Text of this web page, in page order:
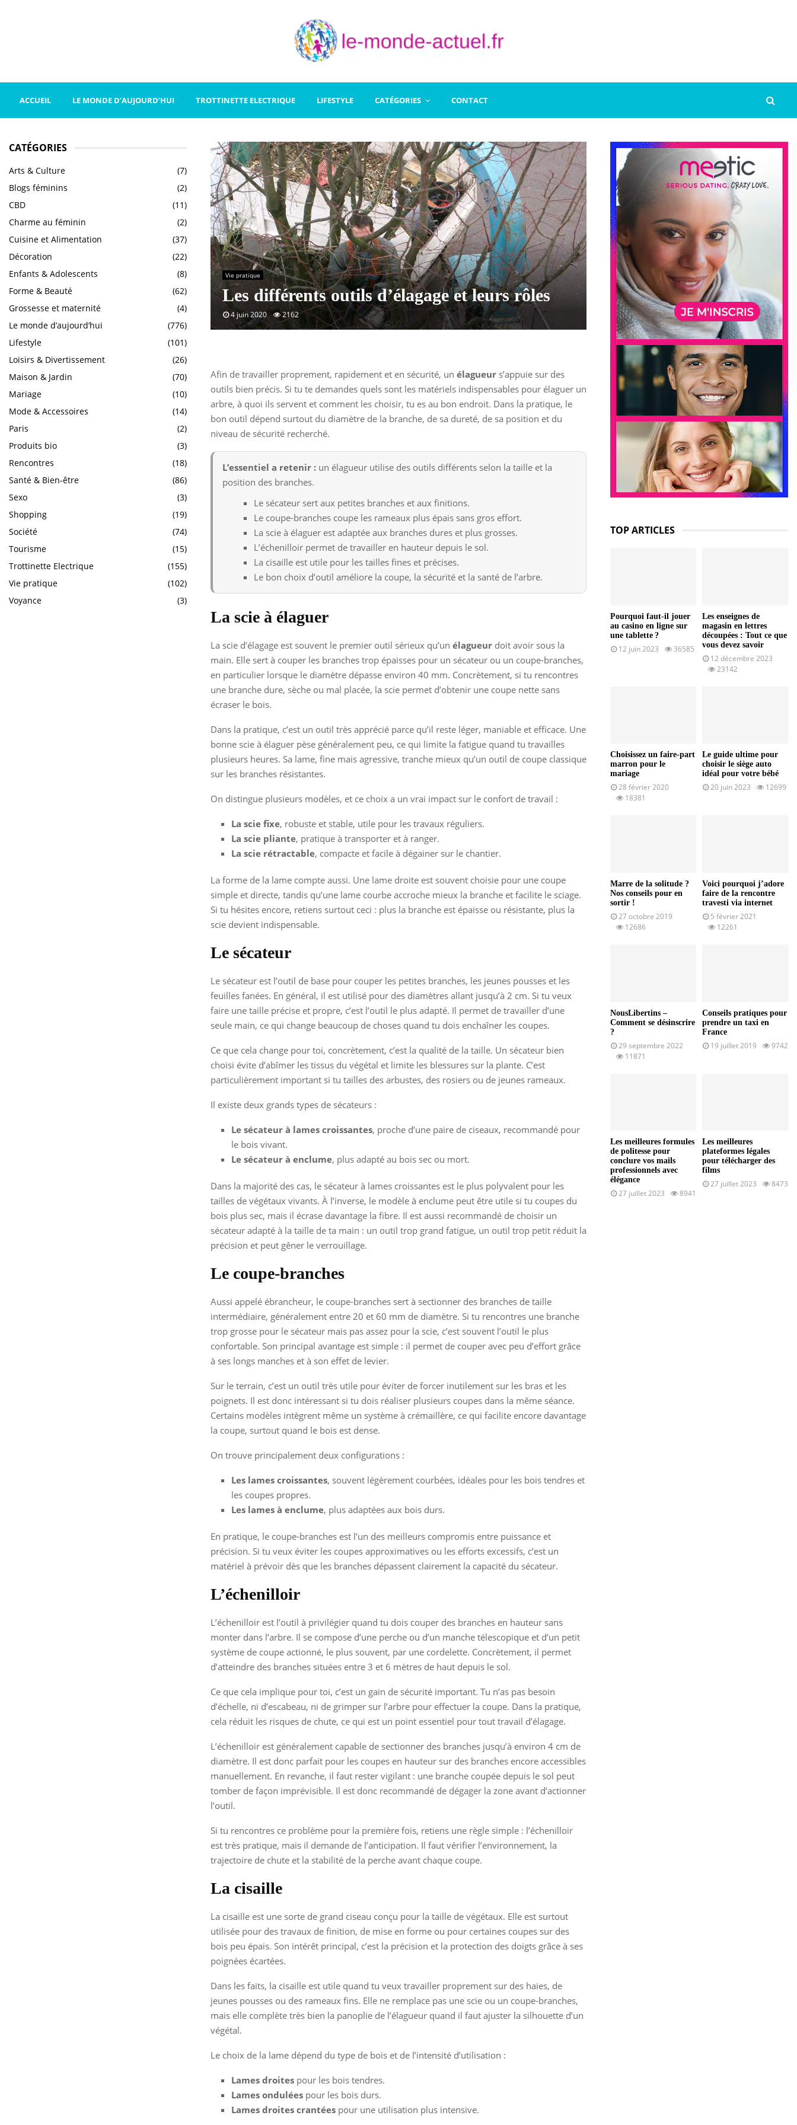
ACCUEIL LE MONDE D’AUJOURD’HUI TROTTINETTE ELECTRIQUE LIFESTYLE CATÉGORIES CONTACT
Vie pratique
Les différents outils d’élagage et leurs rôles
4 juin 2020 2162
Afin de travailler proprement, rapidement et en sécurité, un élagueur s’appuie sur des
outils bien précis. Si tu te demandes quels sont les matériels indispensables pour élaguer un
arbre, à quoi ils servent et comment les choisir, tu es au bon endroit. Dans la pratique, le
bon outil dépend surtout du diamètre de la branche, de sa dureté, de sa position et du
niveau de sécurité recherché.
L’essentiel a retenir : un élagueur utilise des outils différents selon la taille et la
position des branches.
Le sécateur sert aux petites branches et aux finitions.
Le coupe-branches coupe les rameaux plus épais sans gros effort.
La scie à élaguer est adaptée aux branches dures et plus grosses.
L’échenilloir permet de travailler en hauteur depuis le sol.
La cisaille est utile pour les tailles fines et précises.
Le bon choix d’outil améliore la coupe, la sécurité et la santé de l’arbre.
La scie à élaguer
La scie d’élagage est souvent le premier outil sérieux qu’un élagueur doit avoir sous la
main. Elle sert à couper les branches trop épaisses pour un sécateur ou un coupe-branches,
en particulier lorsque le diamètre dépasse environ 40 mm. Concrètement, si tu rencontres
une branche dure, sèche ou mal placée, la scie permet d’obtenir une coupe nette sans
écraser le bois.
Dans la pratique, c’est un outil très apprécié parce qu’il reste léger, maniable et efficace. Une
bonne scie à élaguer pèse généralement peu, ce qui limite la fatigue quand tu travailles
plusieurs heures. Sa lame, fine mais agressive, tranche mieux qu’un outil de coupe classique
sur les branches résistantes.
On distingue plusieurs modèles, et ce choix a un vrai impact sur le confort de travail :
La scie fixe, robuste et stable, utile pour les travaux réguliers.
La scie pliante, pratique à transporter et à ranger.
La scie rétractable, compacte et facile à dégainer sur le chantier.
La forme de la lame compte aussi. Une lame droite est souvent choisie pour une coupe
simple et directe, tandis qu’une lame courbe accroche mieux la branche et facilite le sciage.
Si tu hésites encore, retiens surtout ceci : plus la branche est épaisse ou résistante, plus la
scie devient indispensable.
Le sécateur
Le sécateur est l’outil de base pour couper les petites branches, les jeunes pousses et les
feuilles fanées. En général, il est utilisé pour des diamètres allant jusqu’à 2 cm. Si tu veux
faire une taille précise et propre, c’est l’outil le plus adapté. Il permet de travailler d’une
seule main, ce qui change beaucoup de choses quand tu dois enchaîner les coupes.
Ce que cela change pour toi, concrètement, c’est la qualité de la taille. Un sécateur bien
choisi évite d’abîmer les tissus du végétal et limite les blessures sur la plante. C’est
particulièrement important si tu tailles des arbustes, des rosiers ou de jeunes rameaux.
Il existe deux grands types de sécateurs :
Le sécateur à lames croissantes, proche d’une paire de ciseaux, recommandé pour
le bois vivant.
Le sécateur à enclume, plus adapté au bois sec ou mort.
Dans la majorité des cas, le sécateur à lames croissantes est le plus polyvalent pour les
tailles de végétaux vivants. À l’inverse, le modèle à enclume peut être utile si tu coupes du
bois plus sec, mais il écrase davantage la fibre. Il est aussi recommandé de choisir un
sécateur adapté à la taille de ta main : un outil trop grand fatigue, un outil trop petit réduit la
précision et peut gêner le verrouillage.
Le coupe-branches
Aussi appelé ébrancheur, le coupe-branches sert à sectionner des branches de taille
intermédiaire, généralement entre 20 et 60 mm de diamètre. Si tu rencontres une branche
trop grosse pour le sécateur mais pas assez pour la scie, c’est souvent l’outil le plus
confortable. Son principal avantage est simple : il permet de couper avec peu d’effort grâce
à ses longs manches et à son effet de levier.
Sur le terrain, c’est un outil très utile pour éviter de forcer inutilement sur les bras et les
poignets. Il est donc intéressant si tu dois réaliser plusieurs coupes dans la même séance.
Certains modèles intègrent même un système à crémaillère, ce qui facilite encore davantage
la coupe, surtout quand le bois est dense.
On trouve principalement deux configurations :
Les lames croissantes, souvent légèrement courbées, idéales pour les bois tendres et
les coupes propres.
Les lames à enclume, plus adaptées aux bois durs.
En pratique, le coupe-branches est l’un des meilleurs compromis entre puissance et
précision. Si tu veux éviter les coupes approximatives ou les efforts excessifs, c’est un
matériel à prévoir dès que les branches dépassent clairement la capacité du sécateur.
L’échenilloir
L’échenilloir est l’outil à privilégier quand tu dois couper des branches en hauteur sans
monter dans l’arbre. Il se compose d’une perche ou d’un manche télescopique et d’un petit
système de coupe actionné, le plus souvent, par une cordelette. Concrètement, il permet
d’atteindre des branches situées entre 3 et 6 mètres de haut depuis le sol.
Ce que cela implique pour toi, c’est un gain de sécurité important. Tu n’as pas besoin
d’échelle, ni d’escabeau, ni de grimper sur l’arbre pour effectuer la coupe. Dans la pratique,
cela réduit les risques de chute, ce qui est un point essentiel pour tout travail d’élagage.
L’échenilloir est généralement capable de sectionner des branches jusqu’à environ 4 cm de
diamètre. Il est donc parfait pour les coupes en hauteur sur des branches encore accessibles
manuellement. En revanche, il faut rester vigilant : une branche coupée depuis le sol peut
tomber de façon imprévisible. Il est donc recommandé de dégager la zone avant d’actionner
l’outil.
Si tu rencontres ce problème pour la première fois, retiens une règle simple : l’échenilloir
est très pratique, mais il demande de l’anticipation. Il faut vérifier l’environnement, la
trajectoire de chute et la stabilité de la perche avant chaque coupe.
La cisaille
La cisaille est une sorte de grand ciseau conçu pour la taille de végétaux. Elle est surtout
utilisée pour des travaux de finition, de mise en forme ou pour certaines coupes sur des
bois peu épais. Son intérêt principal, c’est la précision et la protection des doigts grâce à ses
poignées écartées.
Dans les faits, la cisaille est utile quand tu veux travailler proprement sur des haies, de
jeunes pousses ou des rameaux fins. Elle ne remplace pas une scie ou un coupe-branches,
mais elle complète très bien la panoplie de l’élagueur quand il faut ajuster la silhouette d’un
végétal.
Le choix de la lame dépend du type de bois et de l’intensité d’utilisation :
Lames droites pour les bois tendres.
Lames ondulées pour les bois durs.
Lames droites crantées pour une utilisation plus intensive.
CATÉGORIES
Arts & Culture
(7)
Blogs féminins
(2)
CBD
(11)
Charme au féminin
(2)
Cuisine et Alimentation
(37)
Décoration
(22)
Enfants & Adolescents
(8)
Forme & Beauté
(62)
Grossesse et maternité
(4)
Le monde d’aujourd’hui
(776)
Lifestyle
(101)
Loisirs & Divertissement
(26)
Maison & Jardin
(70)
Mariage
(10)
Mode & Accessoires
(14)
Paris
(2)
Produits bio
(3)
Rencontres
(18)
Santé & Bien-être
(86)
Sexo
(3)
Shopping
(19)
Société
(74)
Tourisme
(15)
Trottinette Electrique
(155)
Vie pratique
(102)
Voyance
(3)
TOP ARTICLES
Pourquoi faut-il jouer
au casino en ligne sur
une tablette ?
12 juin 2023 36585
Les enseignes de
magasin en lettres
découpées : Tout ce que
vous devez savoir
12 décembre 2023
23142
Choisissez un faire-part
marron pour le
mariage
28 février 2020
18381
Le guide ultime pour
choisir le siège auto
idéal pour votre bébé
20 juin 2023 12699
Marre de la solitude ?
Nos conseils pour en
sortir !
27 octobre 2019
12686
Voici pourquoi j’adore
faire de la rencontre
travesti via internet
5 février 2021
12261
NousLibertins –
Comment se désinscrire
?
29 septembre 2022
11871
Conseils pratiques pour
prendre un taxi en
France
19 juillet 2019 9742
Les meilleures formules
de politesse pour
conclure vos mails
professionnels avec
élégance
27 juillet 2023 8941
Les meilleures
plateformes légales
pour télécharger des
films
27 juillet 2023 8473